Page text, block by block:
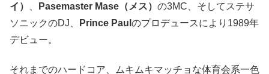
イ）
Pasemaster Mase（メス） の3MC、そしてステサ
ソニックのDJ、
Prince Paul のプロデュースにより1989年
デビュー。
それまでのハードコア、ムキムキマッチョな体育会系一色